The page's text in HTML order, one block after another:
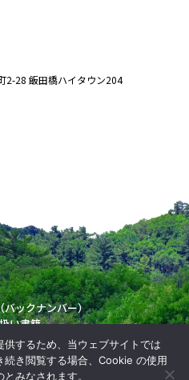
2-28 飯田橋ハイタウン204
バックナンバー）
い書籍
会社
Committie. All Rights Reserved.
するため、当ウェブサイトでは
き閲覧する場合、Cookie の使用
みなされます。